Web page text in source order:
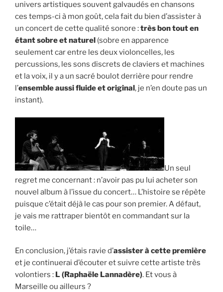
univers artistiques souvent galvaudés en chansons
ces temps-ci à mon goût, cela fait du bien d’assister à
un concert de cette qualité sonore :très bon tout en
étant sobre et naturel (sobre en apparence
seulement car entre les deux violoncelles, les
percussions, les sons discrets de claviers et machines
et la voix, il y a un sacré boulot derrière pour rendre
l’ensemble aussi fluide et original, je n’en doute pas un
instant).
Un seul
regret me concernant : n’avoir pas pu lui acheter son
nouvel album à l’issue du concert… L’histoire se répète
puisque c’était déjà le cas pour son premier. A défaut,
je vais me rattraper bientôt en commandant sur la
toile…
En conclusion, j’étais ravie d’assister à cette première
et je continuerai d’écouter et suivre cette artiste très
volontiers : L (Raphaële Lannadère). Et vous à
Marseille ou ailleurs ?